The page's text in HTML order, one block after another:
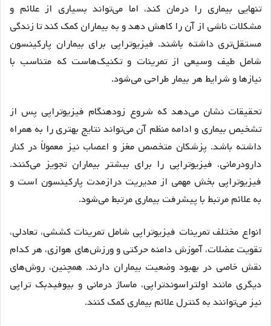
تنهایی بیماری را درمان کند، اما می‌تواند بسیاری از علائم و
مشکلات ناشی از آن را کاهش دهد و به بیماران کمک کند تا زندگی
مستقل‌تری داشته باشند. فیزیوتراپی برای بیماران پارکینسون
شامل طیف وسیعی از تمرینات و تکنیک‌هاست که متناسب با
نیازها و شرایط هر بیمار طراحی می‌شود.
تحقیقات نشان می‌دهد که شروع زودهنگام فیزیوتراپی پس از
تشخیص بیماری و ادامه منظم آن می‌تواند نتایج بهتری را به همراه
داشته باشد. پزشکان متخصص مغز و اعصاب نیز معمولاً در کنار
دارودرمانی، فیزیوتراپی را برای بیشتر بیماران تجویز می‌کنند.
فیزیوتراپی بخش مهمی از مدیریت درازمدت پارکینسون است و
به علائم مرتبط با پیشرفت بیماری مرتبط می‌شود.
انواع مختلف تمرینات فیزیوتراپی شامل تمرینات کششی، تعادلی،
تقویت عضلات، آموزش دامنه حرکتی و ورزش‌های هوازی، هر کدام
نقش خاصی در بهبود وضعیت بیماران دارند. همچنین، روش‌های
دیگری مانند اولتراسوندتراپی، ماساژ درمانی و بیوفیدبک تراپی
نیز می‌توانند به کنترل علائم بیماری کمک کنند.